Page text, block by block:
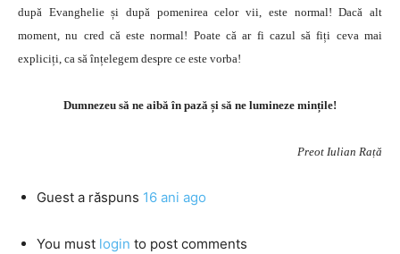
după Evanghelie și după pomenirea celor vii, este normal! Dacă alt
moment, nu cred că este normal! Poate că ar fi cazul să fiți ceva mai
expliciți, ca să înțelegem despre ce este vorba!
Dumnezeu să ne aibă în pază și să ne lumineze mințile!
Preot Iulian Rață
Guest a răspuns 16 ani ago
You must login to post comments